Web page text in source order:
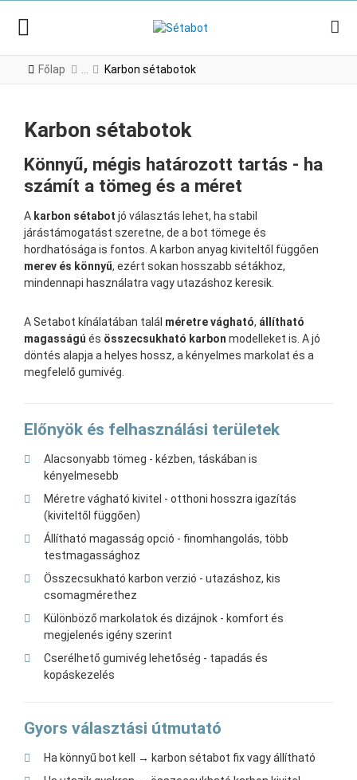
Főlap Karbon sétabotok
Karbon sétabotok
Könnyű, mégis határozott tartás - ha
számít a tömeg és a méret
A karbon sétabot jó választás lehet, ha stabil
járástámogatást szeretne, de a bot tömege és
hordhatósága is fontos. A karbon anyag kiviteltől függően
merev és könnyű, ezért sokan hosszabb sétákhoz,
mindennapi használatra vagy utazáshoz keresik.
A Setabot kínálatában talál méretre vágható, állítható
magasságú és összecsukható karbon modelleket is. A jó
döntés alapja a helyes hossz, a kényelmes markolat és a
megfelelő gumivég.
Előnyök és felhasználási területek
Alacsonyabb tömeg - kézben, táskában is
kényelmesebb
Méretre vágható kivitel - otthoni hosszra igazítás
(kiviteltől függően)
Állítható magasság opció - finomhangolás, több
testmagassághoz
Összecsukható karbon verzió - utazáshoz, kis
csomagmérethez
Különböző markolatok és dizájnok - komfort és
megjelenés igény szerint
Cserélhető gumivég lehetőség - tapadás és
kopáskezelés
Gyors választási útmutató
Ha könnyű bot kell → karbon sétabot fix vagy állítható